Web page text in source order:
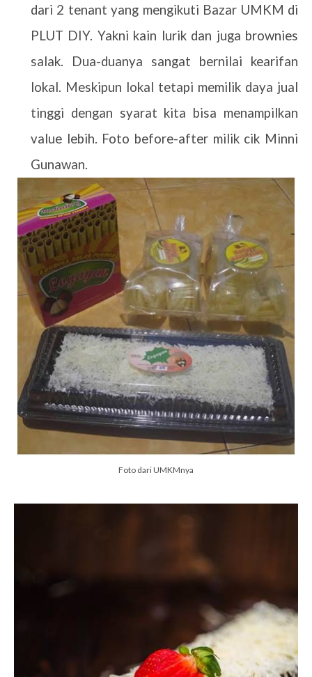
dari 2 tenant yang mengikuti Bazar UMKM di
PLUT DIY. Yakni kain lurik dan juga brownies
salak. Dua-duanya sangat bernilai kearifan
lokal. Meskipun lokal tetapi memilik daya jual
tinggi dengan syarat kita bisa menampilkan
value lebih. Foto before-after milik cik Minni
Gunawan.
Foto dari UMKMnya